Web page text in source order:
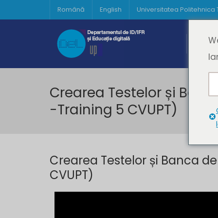
Română English Universitatea Politehnica
Acasă
Crearea Testelor și
-Training 5 CVUPT)
Crearea Testelor și Banca
CVUPT)